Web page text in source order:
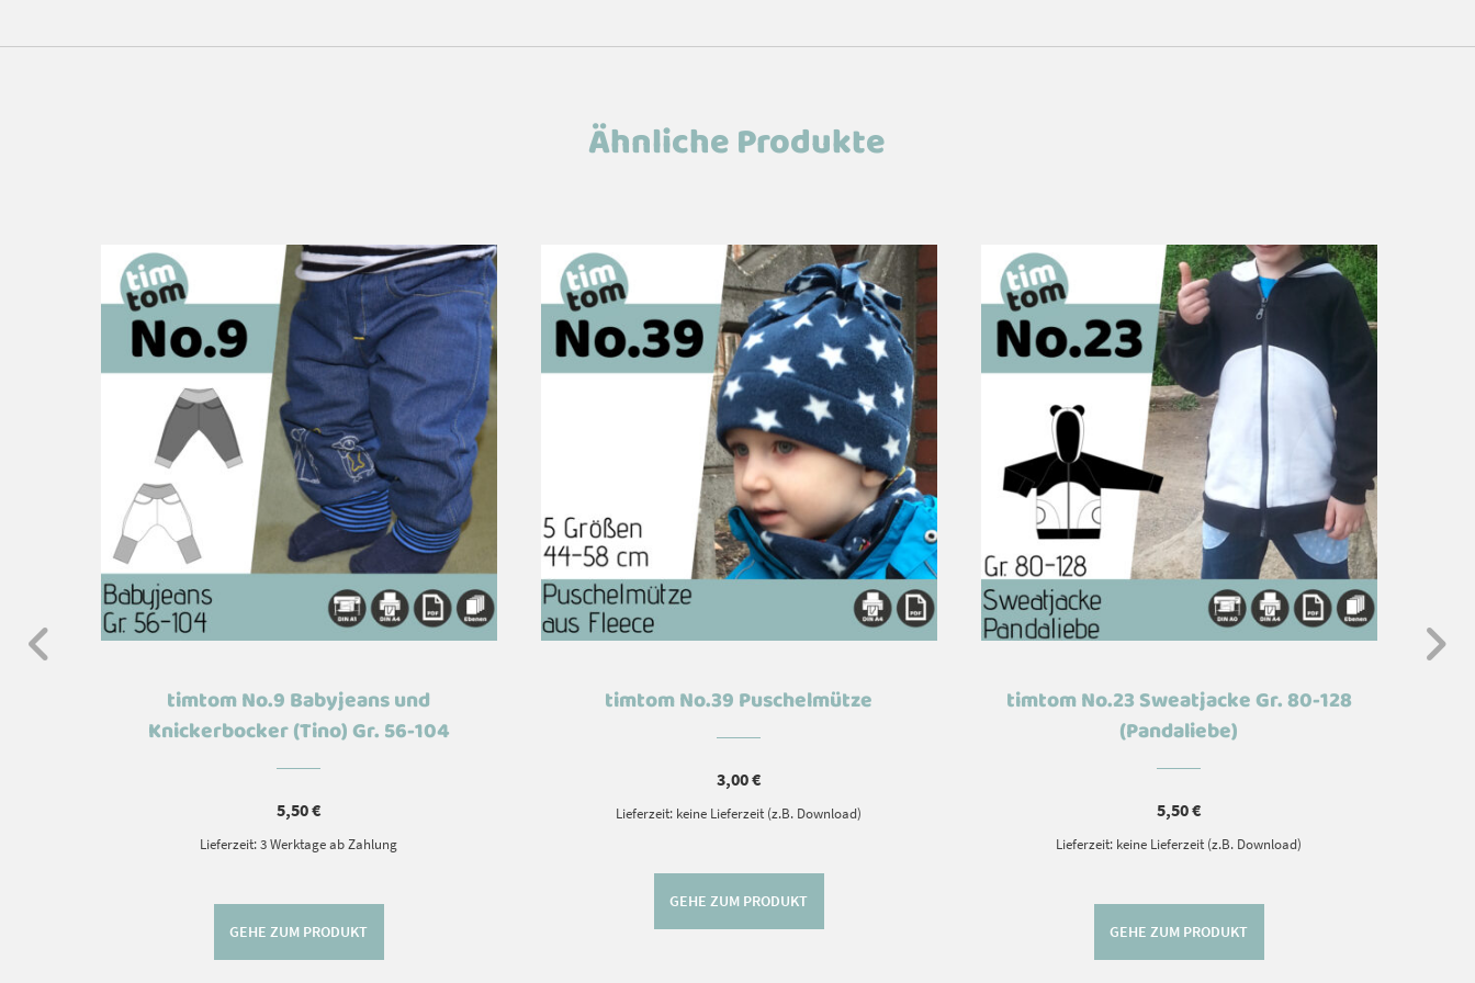
Ähnliche Produkte
timtom No.9 Babyjeans und
Knickerbocker (Tino) Gr. 56-104
5,50€
Lieferzeit: 3 Werktage ab Zahlung
GEHE ZUM PRODUKT
timtom No.39 Puschelmütze
3,00€
Lieferzeit: keine Lieferzeit (z.B. Download)
GEHE ZUM PRODUKT
timtom No.23 Sweatjacke Gr. 80-128
(Pandaliebe)
5,50€
Lieferzeit: keine Lieferzeit (z.B. Download)
GEHE ZUM PRODUKT